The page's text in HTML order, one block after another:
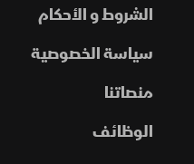
الشروط و الأحكام
سياسة الخصوصية
منصاتنا
الوظائف